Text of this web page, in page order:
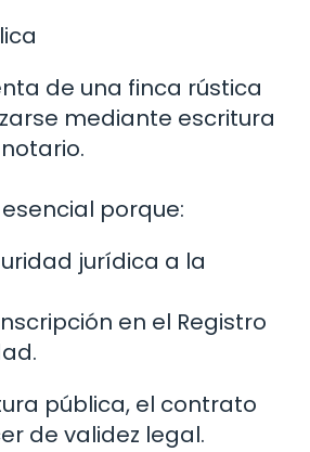
de una finca rústica
mediante escritura
porque:
jurídica a la
en el Registro
pública, el contrato
de validez legal.